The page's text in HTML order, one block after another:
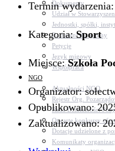
Dokumenty
Udział w
Jednostki, spółki,
Zasłużeni dla gminy
Petycje
Język migowy
Współpraca
NGO
Aktualności NGO
Rejestr Org.
Rada Działalności
Otwarte konkursy ofert
Dotacje udzielone z
Komunikaty
Termin wydarzenia:
Kategoria:Sport
Miejsce:Szkoła
Organizator:
Opublikowano:
Zaktualizowano: